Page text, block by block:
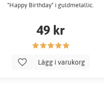
"Happy Birthday" i guldmetallic.
49 kr
Lägg i varukorg